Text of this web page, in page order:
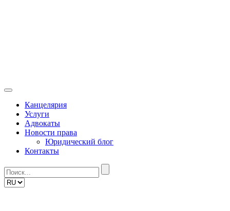
Канцелярия
Услуги
Адвокаты
Новости права
Юридический блог
Контакты